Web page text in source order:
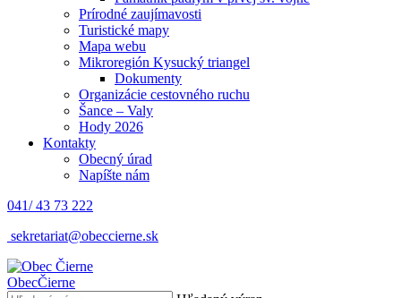
Prírodné zaujímavosti
Turistické mapy
Mapa webu
Mikroregión Kysucký triangel
Dokumenty
Organizácie cestovného ruchu
Šance – Valy
Hody 2026
Kontakty
Obecný úrad
Napíšte nám
041/ 43 73 222
sekretariat@obeccierne.sk
ObecČierne